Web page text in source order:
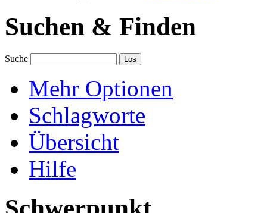
Suchen & Finden
Suche
Mehr Optionen
Schlagworte
Übersicht
Hilfe